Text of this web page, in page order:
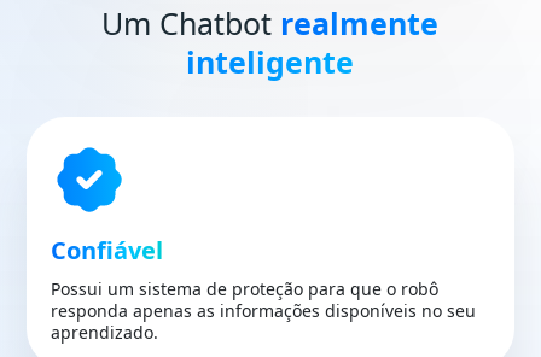
Um Chatbot realmente
inteligente
Confiável
Possui um sistema de proteção para que o robô
responda apenas as informações disponíveis no seu
aprendizado.